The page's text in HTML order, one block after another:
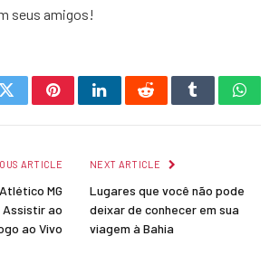
seus amigos!
TwitterPinterestLinkedInRedditTumblr
ARTICLE
MG
Assistir ao
ao Vivo
NEXT ARTICLE
Lugares que você não pode
deixar de conhecer em sua
viagem à Bahia